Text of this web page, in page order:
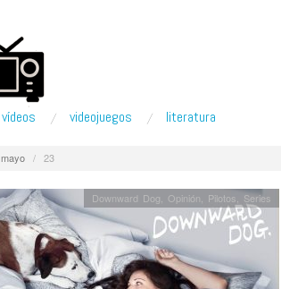
ví­deos videojuegos literatura
mayo / 23
Downward Dog Opinión Pilotos Series